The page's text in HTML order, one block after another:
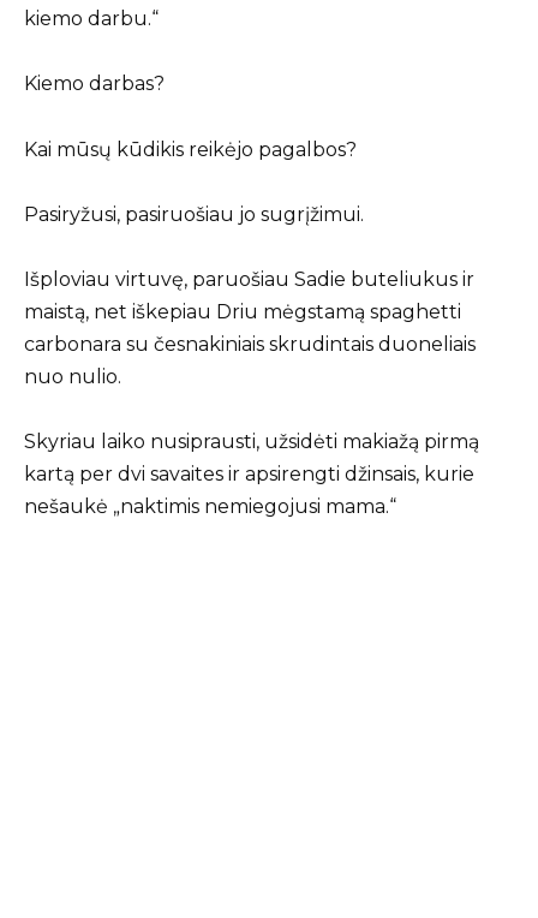
kiemo darbu.“
Kiemo darbas?
Kai mūsų kūdikis reikėjo pagalbos?
Pasiryžusi, pasiruošiau jo sugrįžimui.
Išploviau virtuvę, paruošiau Sadie buteliukus ir
maistą, net iškepiau Driu mėgstamą spaghetti
carbonara su česnakiniais skrudintais duoneliais
nuo nulio.
Skyriau laiko nusiprausti, užsidėti makiažą pirmą
kartą per dvi savaites ir apsirengti džinsais, kurie
nešaukė „naktimis nemiegojusi mama.“